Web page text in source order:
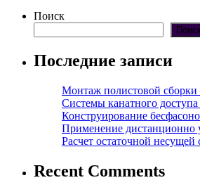
Поиск
Последние записи
Монтаж полистовой
Системы канатного
Конструирование
Применение дистанционно
Расчет остаточной
Recent Comments